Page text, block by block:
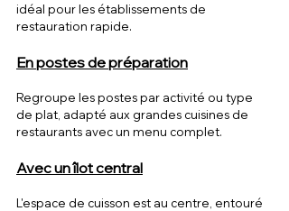
idéal pour les établissements de
restauration rapide.
En postes de préparation
Regroupe les postes par activité ou type
de plat, adapté aux grandes cuisines de
restaurants avec un menu complet.
Avec un îlot central
L'espace de cuisson est au centre, entouré